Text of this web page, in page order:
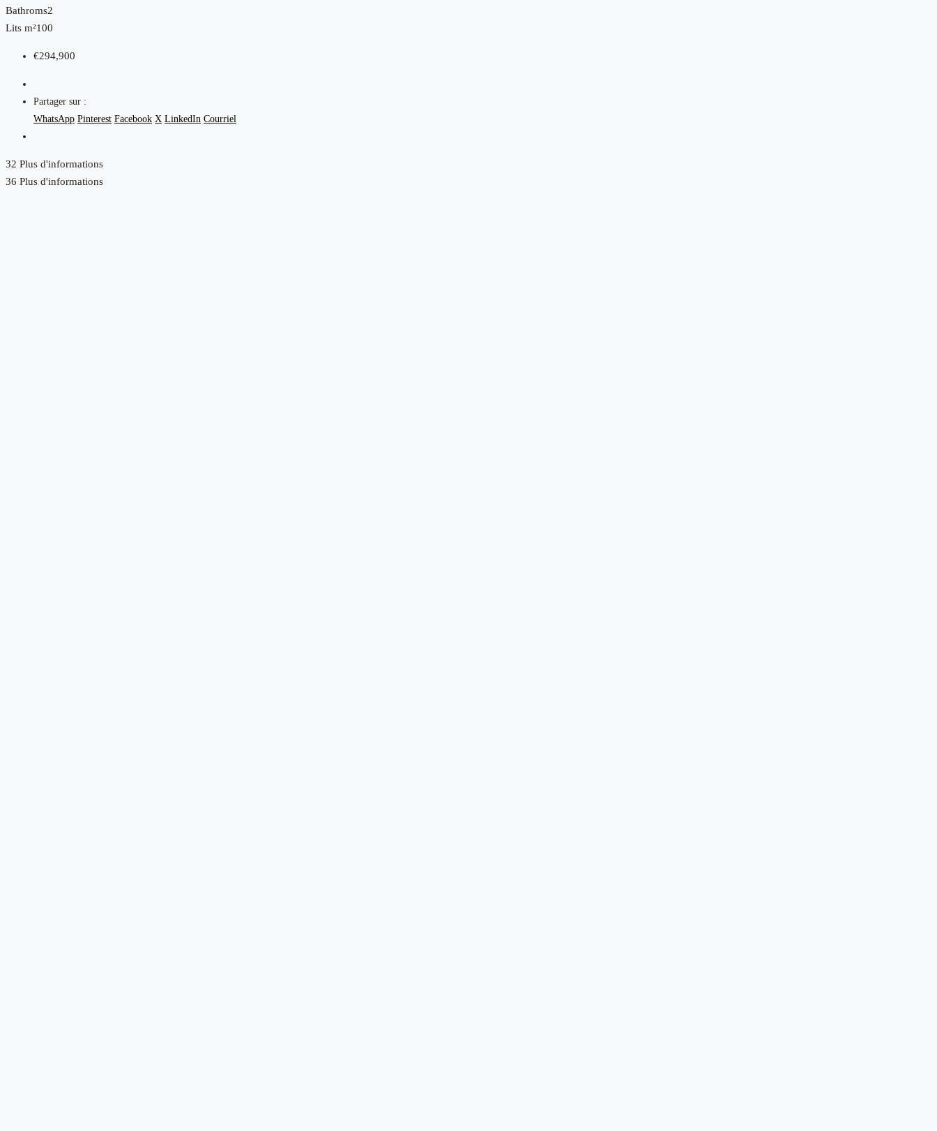
Bathroms2
Lits m²100
€294,900
Partager sur :
WhatsApp Pinterest Facebook X LinkedIn Courriel
32 Plus d'informations
36 Plus d'informations